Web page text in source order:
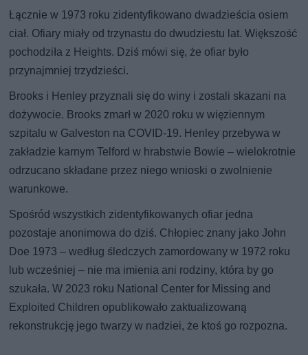
Łącznie w 1973 roku zidentyfikowano dwadzieścia osiem
ciał. Ofiary miały od trzynastu do dwudziestu lat. Większość
pochodziła z Heights. Dziś mówi się, że ofiar było
przynajmniej trzydzieści.
Brooks i Henley przyznali się do winy i zostali skazani na
dożywocie. Brooks zmarł w 2020 roku w więziennym
szpitalu w Galveston na COVID-19. Henley przebywa w
zakładzie karnym Telford w hrabstwie Bowie – wielokrotnie
odrzucano składane przez niego wnioski o zwolnienie
warunkowe.
Spośród wszystkich zidentyfikowanych ofiar jedna
pozostaje anonimowa do dziś. Chłopiec znany jako John
Doe 1973 – według śledczych zamordowany w 1972 roku
lub wcześniej – nie ma imienia ani rodziny, która by go
szukała. W 2023 roku National Center for Missing and
Exploited Children opublikowało zaktualizowaną
rekonstrukcję jego twarzy w nadziei, że ktoś go rozpozna.